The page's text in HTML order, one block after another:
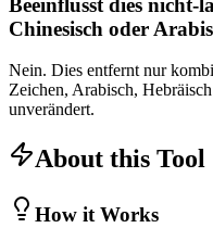
Beeinflusst dies nicht-
Chinesisch oder
Nein. Dies entfernt nur
Zeichen, Arabisch,
unverändert.
About this Tool
How it Works